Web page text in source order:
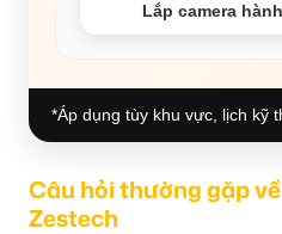
Lắp camera
*Áp dụng tùy khu vực, lịch kỹ
Câu hỏi thường gặp
Zestech